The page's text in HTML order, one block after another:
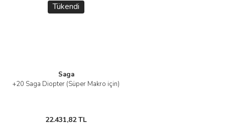
Tükendi
Saga
+20 Saga Diopter (Süper Makro için)
22.431,82 TL